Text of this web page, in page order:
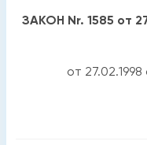
ЗАКОН Nr. 1585 от
от